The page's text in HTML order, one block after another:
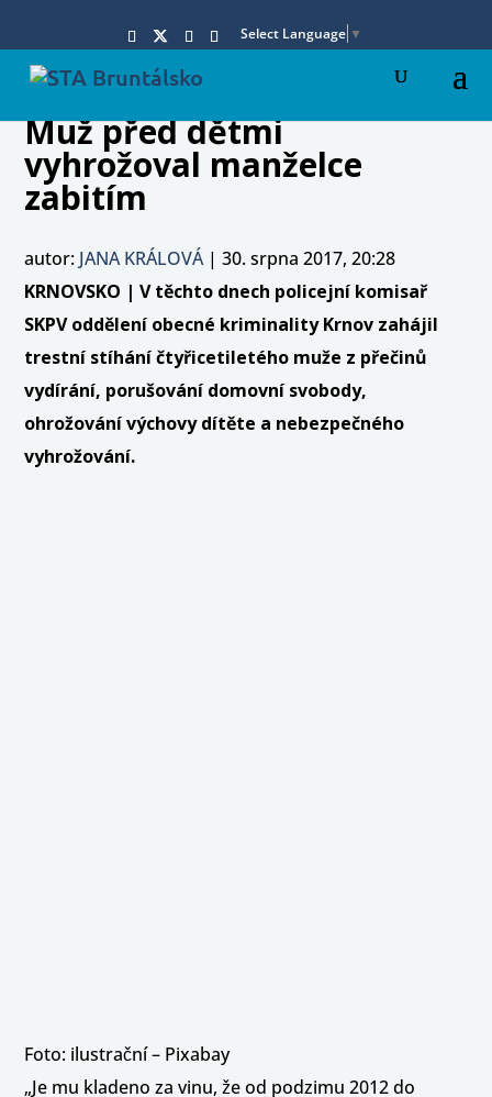
Select Language ▼
Muž před dětmi
vyhrožoval manželce
zabitím
autor: JANA KRÁLOVÁ|30. srpna 2017, 20:28
KRNOVSKO | V těchto dnech policejní komisař
SKPV oddělení obecné kriminality Krnov zahájil
trestní stíhání čtyřicetiletého muže z přečinů
vydírání, porušování domovní svobody,
ohrožování výchovy dítěte a nebezpečného
vyhrožování.
Foto: ilustrační – Pixabay
„Je mu kladeno za vinu, že od podzimu 2012 do